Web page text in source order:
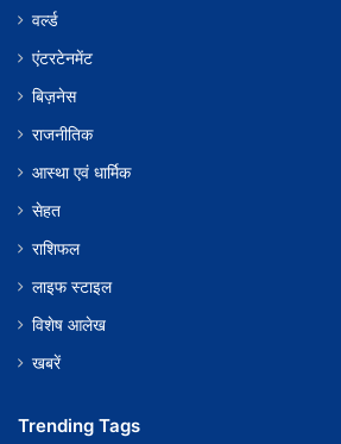
वर्ल्ड
एंटरटेनमेंट
बिज़नेस
राजनीतिक
आस्था एवं धार्मिक
सेहत
राशिफल
लाइफ स्टाइल
विशेष आलेख
खबरें
Trending Tags